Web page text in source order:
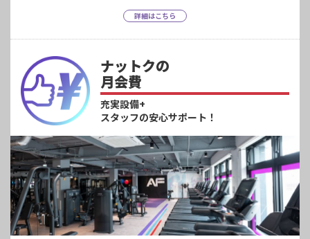
詳細はこちら
ナットクの
月会費
充実設備+
スタッフの安心サポート！